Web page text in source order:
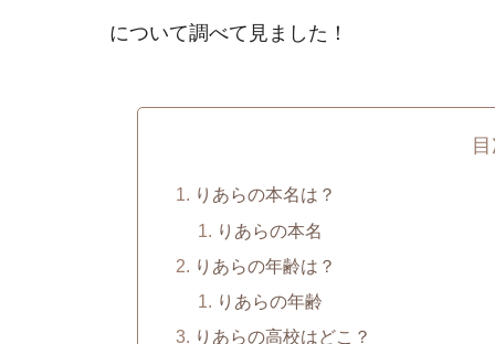
について調べて見ました！
りあらの本名は？
りあらの本名
りあらの年齢は？
りあらの年齢
りあらの高校はどこ？